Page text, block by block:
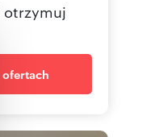
otrzymuj
ofertach